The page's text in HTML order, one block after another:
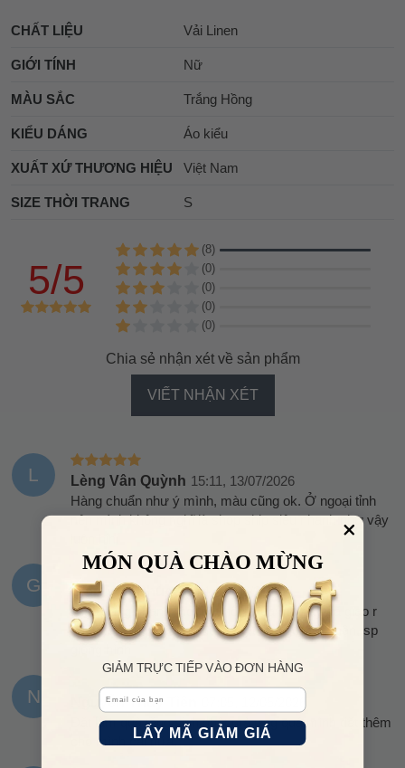
CHẤT LIỆU Vải Linen
GIỚI TÍNH Nữ
MÀU SẮC Trắng Hồng
KIỂU DÁNG Áo kiểu
XUẤT XỨ THƯƠNG HIỆU Việt Nam
SIZE THỜI TRANG S
5/5
(8)
(0)
(0)
(0)
(0)
Chia sẻ nhận xét về sản phẩm
VIẾT NHẬN XÉT
L Lèng Vân Quỳnh 15:11, 13/07/2026
Hàng chuẩn như ý mình, màu cũng ok. Ở ngoại tỉnh
nên mình không nghĩ là shop ship siêu nhanh như vậy
G Giáp Văn Phúc 06:34, 15/06/2026
Giao hàng nhanh mới đặt hôm qua mà nay đã giao r
shop tư vấn nhiệt tình,đủ hàng,đóng gói cẩn thận, sp
N Nguyễn Thùy Tiên
Đặt làm quà tặng sinh nhật mà ưng quá mình đặt thêm
cho mình cái nữa.
MÓN QUÀ CHÀO MỪNG
GIẢM TRỰC TIẾP VÀO ĐƠN HÀNG
Email
LẤY MÃ GIẢM GIÁ